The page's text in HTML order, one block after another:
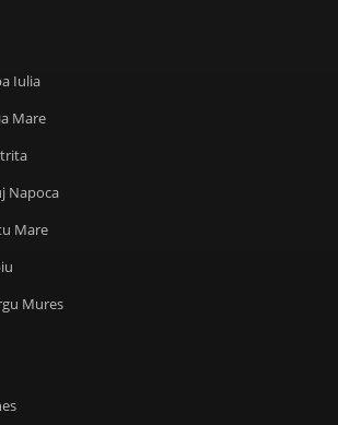
Iulia
Mare
Napoca
Mare
Mures